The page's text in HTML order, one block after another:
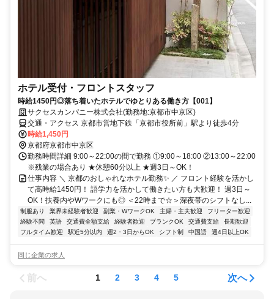
ホテル受付・フロントスタッフ
時給1450円◎落ち着いたホテルでゆとりある働き方【001】
サクセスカンパニー株式会社(勤務地:京都市中京区)
交通・アクセス 京都市営地下鉄「京都市役所前」駅より徒歩4分
時給1,450円
京都府京都市中京区
勤務時間詳細 9:00～22:00の間で勤務 ①9:00～18:00 ②13:00～22:00
※残業の場合あり ★休憩60分以上 ★週3日～OK！
仕事内容 ＼ 京都のおしゃれなホテル勤務✨ ／ フロント経験を活かし
て高時給1450円！ 語学力を活かして働きたい方も大歓迎！ 週3日～
OK！扶養内やWワークにも◎ ＜22時まで☆＞深夜帯のシフトなし...
制服あり 業界未経験者歓迎 副業・WワークOK 主婦・主夫歓迎
フリーター歓迎
経験不問
英語 交通費全額支給 経験者歓迎 ブランクOK 交通費支給
長期歓迎
フルタイム歓迎
駅近5分以内 週2・3日からOK シフト制 中国語 週4日以上OK
同じ企業の求人
前へ 1 2 3 4 5 次へ